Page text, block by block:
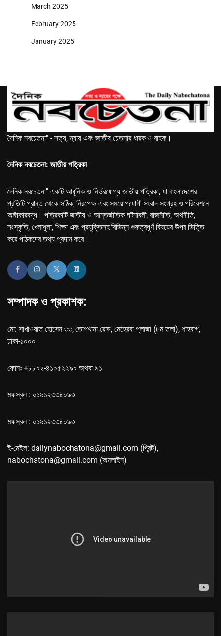
March 2025
February 2025
January 2025
দৈনিক নবচেতনা" - সত্য, ন্যায় এবং জাতীয় চেতনার ধারক ও বাহক।
দৈনিক নবচেতনা: জাতীয় পত্রিকা
দৈনিক নবচেতনা" একটি আধুনিক ও নির্ভরযোগ্য জাতীয় পত্রিকা, যা বাংলাদেশের
প্রতিটি প্রান্ত থেকে সঠিক, নিরপেক্ষ এবং সময়োপযোগী সংবাদ সংগ্রহ ও পরিবেশনে
অঙ্গীকারবদ্ধ। পত্রিকাটি জাতীয় ও আন্তর্জাতিক ঘটনাবলী, রাজনীতি, অর্থনীতি,
সংস্কৃতি, খেলাধুলা, শিক্ষা এবং প্রযুক্তিসহ বিভিন্ন গুরুত্বপূর্ণ বিষয়ের উপর ভিত্তি
করে পাঠকদের তথ্য প্রদান করে।
সম্পাদক ও প্রকাশক:
মো: সাখাওয়াত হোসেন ৩৩, তোপখানা রোড, মেহেরবা প্লাজা (৮ম তলা), শাহবাগ,
ঢাকা-১০০০
ফোনঃ +৮৮০২-৪১০৫২২৯০ অথবা ৯১
মফস্বল : ০১৯১২৩৩৪০৯৩
মফস্বল : ০১৯১২৩৩৪০৯৩
ই-মেইল: dailynabochatona@gmail.com (প্রিন্ট),
nabochatona@gmail.com (অনলাইন)